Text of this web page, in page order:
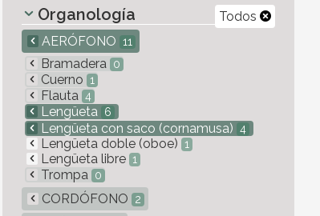
Todos
Organología
AERÓFONO 11
Bramadera 0
Cuerno 1
Flauta 4
Lengüeta 6
Lengüeta con saco (cornamusa) 4
Lengüeta doble (oboe) 1
Lengüeta libre 1
Trompa 0
CORDÓFONO 2